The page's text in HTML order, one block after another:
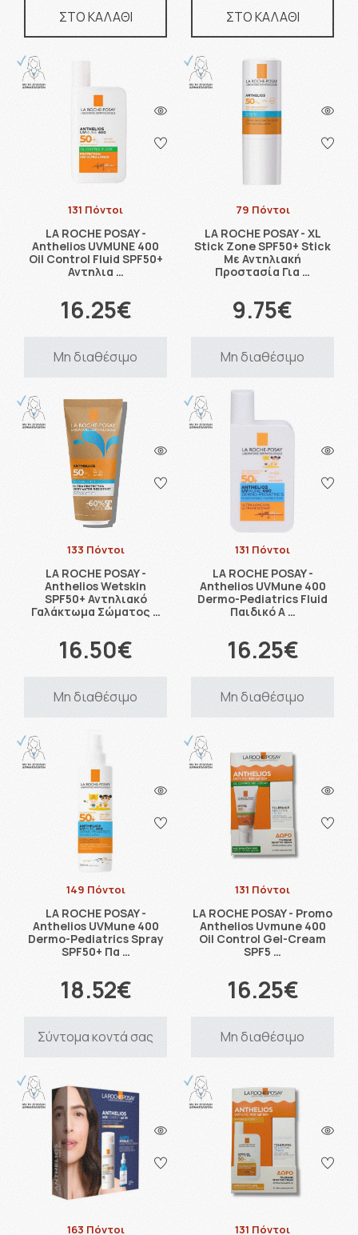
ΣΤΟ ΚΑΛΑΘΙ ΣΤΟ ΚΑΛΑΘΙ
131 Πόντοι
LA ROCHE POSAY -
Anthelios UVMUNE 400
Oil Control Fluid SPF50+
Αντηλια …
16.25€
Μη διαθέσιμο
79 Πόντοι
LA ROCHE POSAY - XL
Stick Zone SPF50+ Stick
Με Αντηλιακή
Προστασία Για …
9.75€
Μη διαθέσιμο
133 Πόντοι
LA ROCHE POSAY -
Anthelios Wetskin
SPF50+ Αντηλιακό
Γαλάκτωμα Σώματος …
16.50€
Μη διαθέσιμο
131 Πόντοι
LA ROCHE POSAY -
Anthelios UVMune 400
Dermo-Pediatrics Fluid
Παιδικό Α …
16.25€
Μη διαθέσιμο
149 Πόντοι
LA ROCHE POSAY -
Anthelios UVMune 400
Dermo-Pediatrics Spray
SPF50+ Πα …
18.52€
Σύντομα κοντά σας
131 Πόντοι
LA ROCHE POSAY - Promo
Anthelios Uvmune 400
Oil Control Gel-Cream
SPF5 …
16.25€
Μη διαθέσιμο
163 Πόντοι 131 Πόντοι